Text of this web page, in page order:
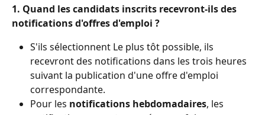
1. Quand les candidats inscrits recevront-ils des
notifications d'offres d'emploi ?
S'ils sélectionnent Le plus tôt possible, ils
recevront des notifications dans les trois heures
suivant la publication d'une offre d'emploi
correspondante.
Pour les notifications hebdomadaires, les